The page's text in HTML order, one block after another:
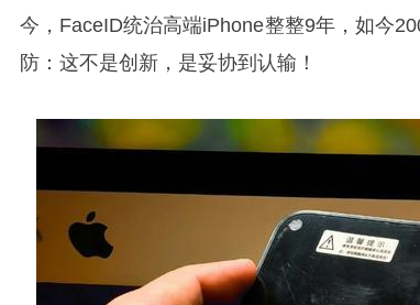
今，FaceID统治高端iPhone整整9年，如今
防：这不是创新，是妥协到认输！